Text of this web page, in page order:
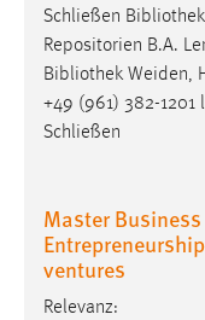
Schließen
Repositorien B.A.
Bibliothek Weiden,
+49 (961) 382-1201
Schließen
Master
ventures
Relevanz: